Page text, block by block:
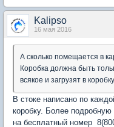
Kalipso
16 мая 2016
А сколько помещается в
Коробка должна быть
всякое и загрузят в
В стоке написано по
коробку. Более
на бесплатный номер